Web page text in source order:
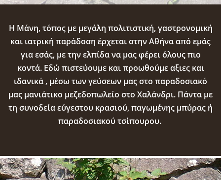
Η Μάνη, τόπος με μεγάλη πολιτιστική, γαστρονομική
και ιατρική παράδοση έρχεται στην Αθήνα από εμάς
για εσάς, με την ελπίδα να μας φέρει όλους πιο
κοντά. Εδώ πιστεύουμε και προωθούμε αξιες και
ιδανικά , μέσω των γεύσεων μας στο παραδοσιακό
μας μανιάτικο μεζεδοπωλείο στο Χαλάνδρι. Πάντα με
τη συνοδεία εύγεστου κρασιού, παγωμένης μπύρας ή
παραδοσιακού τσίπουρου.